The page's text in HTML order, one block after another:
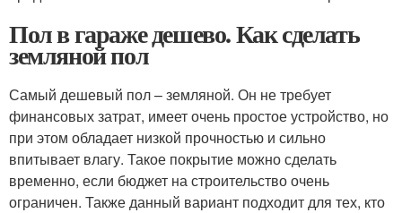
Пол в гараже дешево. Как сделать
земляной пол
Самый дешевый пол – земляной. Он не требует
финансовых затрат, имеет очень простое устройство, но
при этом обладает низкой прочностью и сильно
впитывает влагу. Такое покрытие можно сделать
временно, если бюджет на строительство очень
ограничен. Также данный вариант подходит для тех, кто